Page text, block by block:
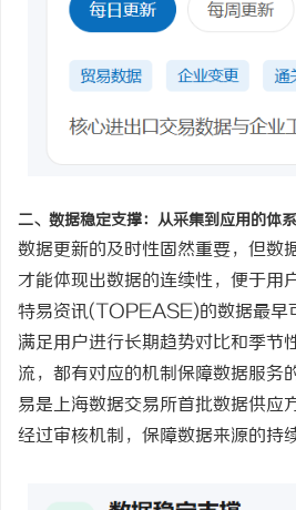
二、数据稳定支撑：从采集到应用的体
数据更新的及时性固然重要，但数
才能体现出数据的连续性，便于用
特易资讯(TOPEASE)的数据最早
满足用户进行长期趋势对比和季节
流，都有对应的机制保障数据服务
易是上海数据交易所首批数据供应
经过审核机制，保障数据来源的持